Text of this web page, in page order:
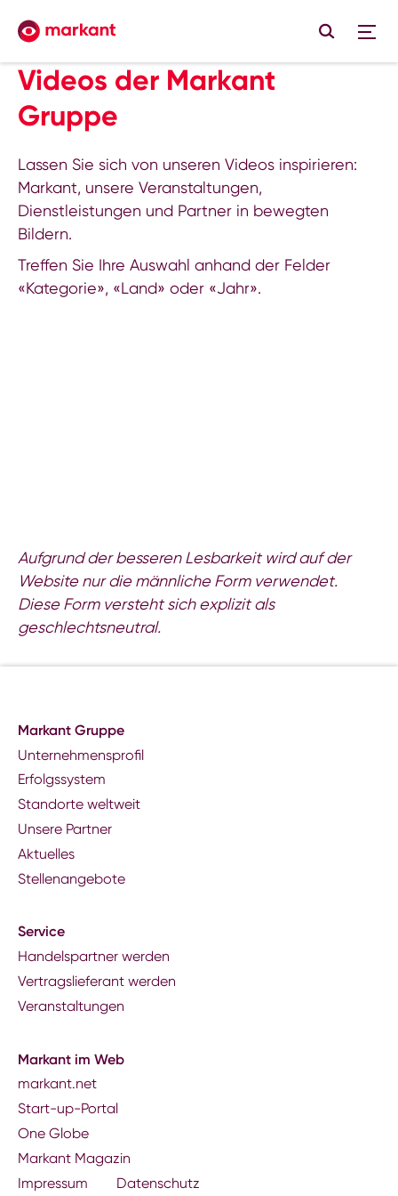
Videos der Markant
Gruppe
Lassen Sie sich von unseren Videos inspirieren:
Markant, unsere Veranstaltungen,
Dienstleistungen und Partner in bewegten
Bildern.
Treffen Sie Ihre Auswahl anhand der Felder
«Kategorie», «Land» oder «Jahr».
Aufgrund der besseren Lesbarkeit wird auf der
Website nur die männliche Form verwendet.
Diese Form versteht sich explizit als
geschlechtsneutral.
Markant Gruppe
Unternehmensprofil
Erfolgssystem
Standorte weltweit
Unsere Partner
Aktuelles
Stellenangebote
Service
Handelspartner werden
Vertragslieferant werden
Veranstaltungen
Markant im Web
markant.net
Start-up-Portal
One Globe
Markant Magazin
Impressum
Datenschutz